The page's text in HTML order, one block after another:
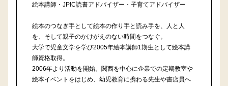
絵本講師・JPIC読書アドバイザー・子育てアドバイザー
絵本のつなぎ手として絵本の作り手と読み手を、人と人
を、そして親子のかけがえのない時間をつなぐ。
大学で児童文学を学び2005年絵本講師1期生として絵本講
師資格取得。
2006年より活動を開始。関西を中心に企業での定期教室や
絵本イベントをはじめ、幼児教育に携わる先生や書店員へ